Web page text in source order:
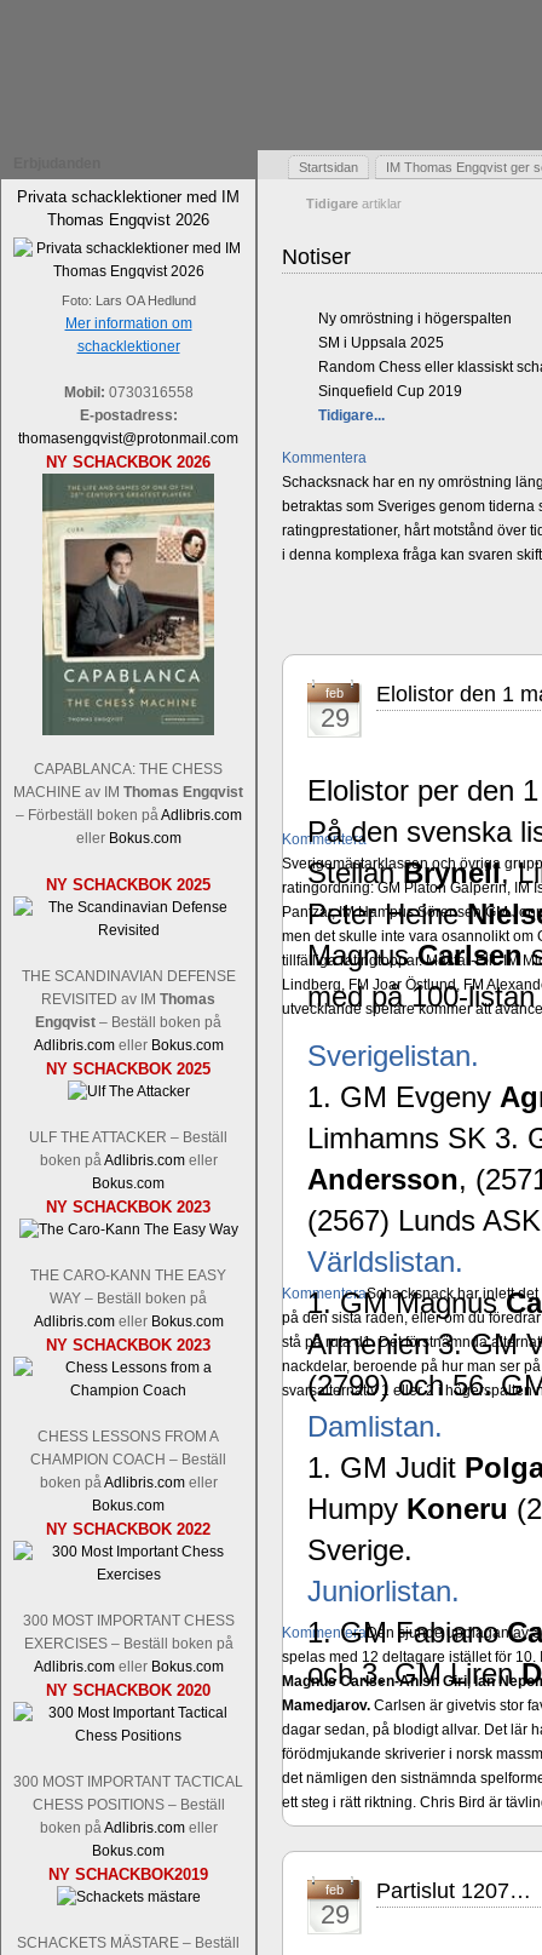
Privata schacklektioner med IM
Thomas Engqvist 2026
Foto: Lars OA Hedlund
Mer information om
schacklektioner
Mobil: 0730316558
E-postadress:
thomasengqvist@protonmail.com
NY SCHACKBOK 2026
CAPABLANCA: THE CHESS
MACHINE av IM Thomas Engqvist
– Förbeställ boken påAdlibris.com
eller Bokus.com
NY SCHACKBOK 2025
THE SCANDINAVIAN DEFENSE
REVISITED av IM Thomas
Engqvist – Beställ boken på
Adlibris.comeller Bokus.com
NY SCHACKBOK 2025
ULF THE ATTACKER – Beställ
boken påAdlibris.comeller
Bokus.com
NY SCHACKBOK 2023
THE CARO-KANN THE EASY
WAY – Beställ boken på
Adlibris.comeller Bokus.com
NY SCHACKBOK 2023
CHESS LESSONS FROM A
CHAMPION COACH – Beställ
boken påAdlibris.comeller
Bokus.com
NY SCHACKBOK 2022
300 MOST IMPORTANT CHESS
EXERCISES – Beställ boken på
Adlibris.comeller Bokus.com
NY SCHACKBOK 2020
300 MOST IMPORTANT TACTICAL
CHESS POSITIONS – Beställ
boken påAdlibris.comeller
Bokus.com
NY SCHACKBOK2019
SCHACKETS MÄSTARE – Beställ
Startsidan IM Thomas Engqvist ger
Tidigare artiklar
Notiser
Ny omröstning i högerspalten
SM i Uppsala 2025
Random Chess eller klassiskt
Sinquefield Cup 2019
Tidigare...
Kommentera
Schacksnack har en ny omröstning
betraktas som Sveriges genom
ratingprestationer, hårt motstånd över
i denna komplexa fråga kan svaren
Kommentera
Sverigemästarklassen och övriga
ratingordning: GM Platon Galperin, IM
Pantzar, IM Hampus Sörensen GM
men det skulle inte vara osannolikt om
tillfälliga ratingtoppar. Mästar-Elit: IM
Lindberg, FM Joar Östlund, FM
utvecklande spelare kommer att
KommenteraSchacksnack har inlett
på den sista raden, eller om du
stå på ruta d1. Det förstnämnda
nackdelar, beroende på hur man ser
svarsalternativ 1 eller 2 i högerspalten
Kommentera Den sjunde upplagan av
spelas med 12 deltagare istället för
Magnus Carlsen-Anish Giri, Ian
Mamedjarov. Carlsen är givetvis stor
dagar sedan, på blodigt allvar. Det lär
förödmjukande skriverier i norsk
det nämligen den sistnämnda
ett steg i rätt riktning. Chris Bird är
feb
29
Elolistor den 1
Elolistor per den
På den svenska
StellanBrynell,
Peter Heine
MagnusCarlsen
med på 100-
Sverigelistan.
1. GM Evgeny
Limhamns SK 3.
Andersson,
(2567) Lunds
Världslistan.
1. GM Magnus
Armenien 3. GM
(2799) och 56.
Damlistan.
1. GM Judit
Humpy Koneru
Sverige.
Juniorlistan.
1. GM Fabiano
och 3. GM Liren
feb
29
Partislut 1207…